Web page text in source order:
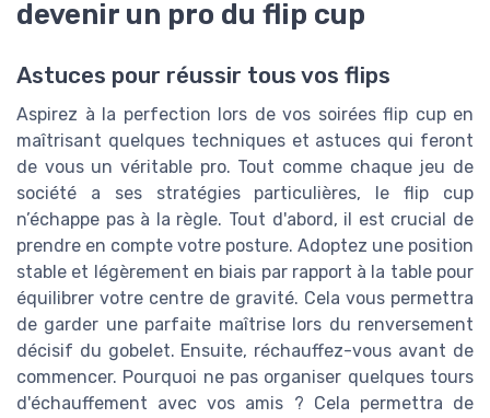
devenir un pro du flip cup
Astuces pour réussir tous vos flips
Aspirez à la perfection lors de vos soirées flip cup en
maîtrisant quelques techniques et astuces qui feront
de vous un véritable pro. Tout comme chaque jeu de
société a ses stratégies particulières, le flip cup
n’échappe pas à la règle. Tout d'abord, il est crucial de
prendre en compte votre posture. Adoptez une position
stable et légèrement en biais par rapport à la table pour
équilibrer votre centre de gravité. Cela vous permettra
de garder une parfaite maîtrise lors du renversement
décisif du gobelet. Ensuite, réchauffez-vous avant de
commencer. Pourquoi ne pas organiser quelques tours
d'échauffement avec vos amis ? Cela permettra de